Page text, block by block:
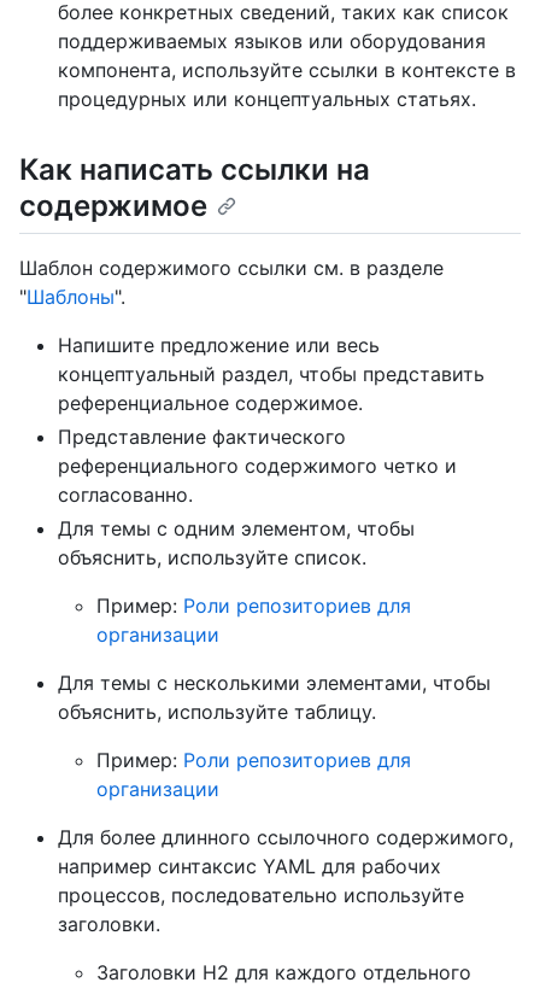
более конкретных сведений, таких как список
поддерживаемых языков или оборудования
компонента, используйте ссылки в контексте в
процедурных или концептуальных статьях.
Как написать ссылки на
содержимое
Шаблон содержимого ссылки см. в разделе
"Шаблоны".
Напишите предложение или весь
концептуальный раздел, чтобы представить
референциальное содержимое.
Представление фактического
референциального содержимого четко и
согласованно.
Для темы с одним элементом, чтобы
объяснить, используйте список.
Пример: Роли репозиториев для
организации
Для темы с несколькими элементами, чтобы
объяснить, используйте таблицу.
Пример: Роли репозиториев для
организации
Для более длинного ссылочного содержимого,
например синтаксис YAML для рабочих
процессов, последовательно используйте
заголовки.
Заголовки H2 для каждого отдельного